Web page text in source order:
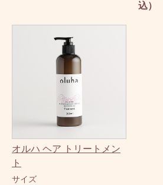
込）
オルハ ヘア トリートメン
ト
サイズ